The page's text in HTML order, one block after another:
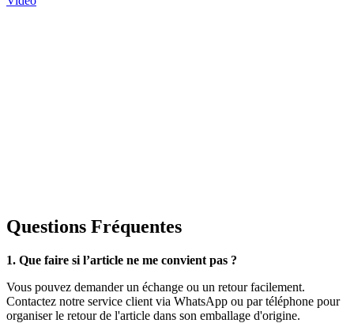
Questions Fréquentes
1. Que faire si l’article ne me convient pas ?
Vous pouvez demander un échange ou un retour facilement.
Contactez notre service client via WhatsApp ou par téléphone pour
organiser le retour de l'article dans son emballage d'origine.